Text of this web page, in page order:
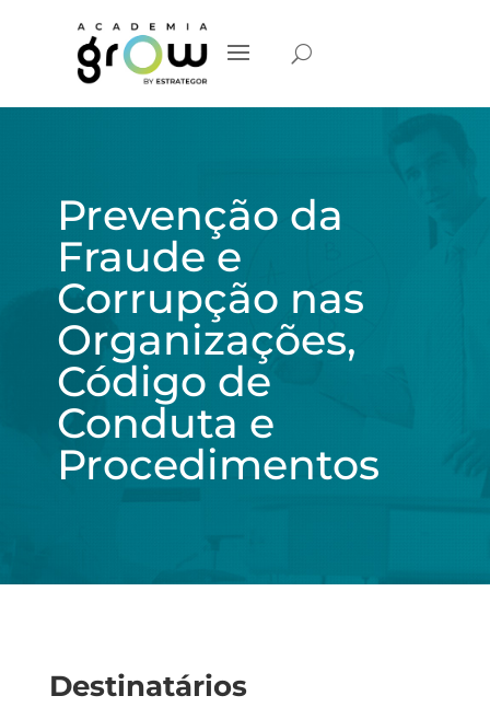
Prevenção da
Fraude e
Corrupção nas
Organizações,
Código de
Conduta e
Procedimentos
Destinatários